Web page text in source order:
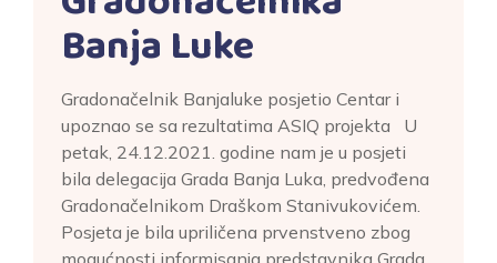
Banja Luke
Gradonačelnik Banjaluke posjetio Centar i
upoznao se sa rezultatima ASIQ projekta U
petak, 24.12.2021. godine nam je u posjeti
bila delegacija Grada Banja Luka, predvođena
Gradonačelnikom Draškom Stanivukovićem.
Posjeta je bila upriličena prvenstveno zbog